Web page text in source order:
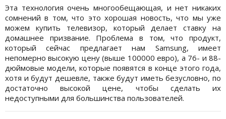
Эта технология очень многообещающая, и нет никаких
сомнений в том, что это хорошая новость, что мы уже
можем купить телевизор, который делает ставку на
домашнее призвание. Проблема в том, что продукт,
который сейчас предлагает нам Samsung, имеет
непомерно высокую цену (выше 100000 евро), а 76- и 88-
дюймовые модели, которые появятся в конце этого года,
хотя и будут дешевле, также будут иметь безусловно, по
достаточно высокой цене, чтобы сделать их
недоступными для большинства пользователей.